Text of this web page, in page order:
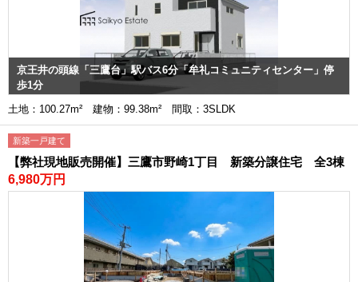
京王井の頭線「三鷹台」駅バス6分「牟礼コミュニティセンター」停
歩1分
土地：100.27m² 建物：99.38m² 間取：3SLDK
新築一戸建て
【弊社現地販売開催】三鷹市野崎1丁目 新築分譲住宅 全3棟
6,980万円